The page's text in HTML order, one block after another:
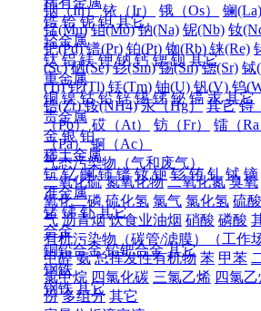
铟（In） 铱（Ir） 锇（Os） 镧(La)
锰(Mn) 钼(Mo) 钠(Na) 铌(Nb) 钕
钯(Pd) 镨(Pr) 铂(Pt) 铷(Rb) 铼(Re)
(Sc) 硒(Se) 钐(Sm) 锡(Sn) 锶(Sr) 铽
(Ti) 铊(Tl) 铥(Tm) 铀(U) 钒(V) 钨
锆(Zr) 铵(NH4) 汞（Hg） 其它 锝
（Po） 砹（At） 钫（Fr） 镭（Ra
（Pa） 锕（Ac）
气态污染物（气和废气）
二氧化硫 氮氧化物 二氧化氮 臭氧
氧化二磷 硫化氢 氯气 氯化氢 硫
气 沥青烟 饮食业油烟 硝酸 磷酸
有机污染物（碳管/滤膜）（工作
甲醛 氨 总挥发性有机物 苯 甲苯
氯甲烷 四氯化碳 三氯乙烯 四氯
份 多组分 其它
锆 铪 铌 钽 其它
轻金属
钛 铝 镁 钾 钠 钙 锶 钡 其它
重金属
铜 镍 钴 铅 锌 锡 锑 铋 镉 汞 其它
贵金属
金 银 铂
稀土金属
钪 钇 镧 铈 镨 钕 钷 钐 铕 钆 铽 镝
准金属
锗 锑 钋 其它
合金
铜铅合金 铅钯合金 其它
钢铁
钢铁 其它